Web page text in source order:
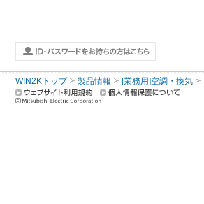
WIN2Kトップ 製品情報 [業務用]空調・換気